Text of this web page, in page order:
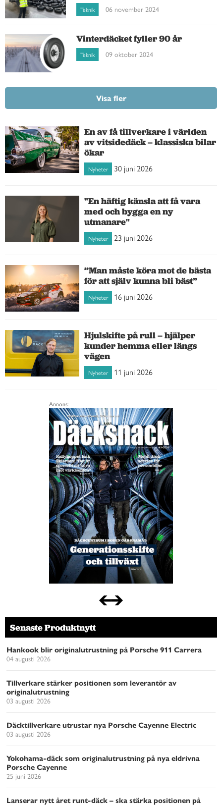
Teknik 06 november 2024
Vinterdäcket fyller 90 år
Teknik 09 oktober 2024
Visa fler
En av få tillverkare i världen
av vitsidedäck – klassiska bilar
ökar
Nyheter 30 juni 2026
"En häftig känsla att få vara
med och bygga en ny
utmanare"
Nyheter 23 juni 2026
”Man måste köra mot de bästa
för att själv kunna bli bäst”
Nyheter 16 juni 2026
Hjulskifte på rull – hjälper
kunder hemma eller längs
vägen
Nyheter 11 juni 2026
Annons:
Senaste Produktnytt
Hankook blir originalutrustning på Porsche 911 Carrera
04 augusti 2026
Tillverkare stärker positionen som leverantör av
originalutrustning
03 augusti 2026
Däcktillverkare utrustar nya Porsche Cayenne Electric
03 augusti 2026
Yokohama-däck som originalutrustning på nya eldrivna
Porsche Cayenne
25 juni 2026
Lanserar nytt året runt-däck – ska stärka positionen på